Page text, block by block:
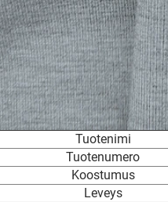
Tuotenimi
Tuotenumero
Koostumus
Leveys